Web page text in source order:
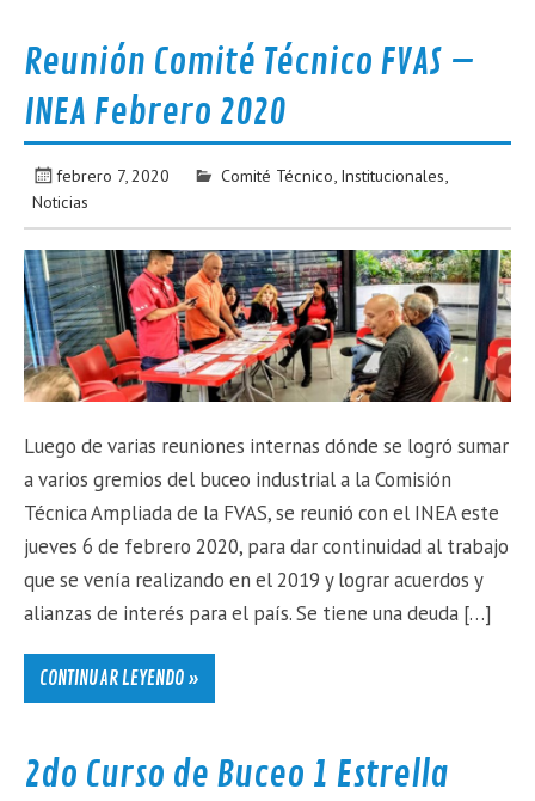
Reunión Comité Técnico FVAS –
INEA Febrero 2020
febrero 7, 2020 Comité Técnico Institucionales
Noticias
Luego de varias reuniones internas dónde se logró sumar
a varios gremios del buceo industrial a la Comisión
Técnica Ampliada de la FVAS, se reunió con el INEA este
jueves 6 de febrero 2020, para dar continuidad al trabajo
que se venía realizando en el 2019 y lograr acuerdos y
alianzas de interés para el país. Se tiene una deuda […]
CONTINUAR LEYENDO »
2do Curso de Buceo 1 Estrella